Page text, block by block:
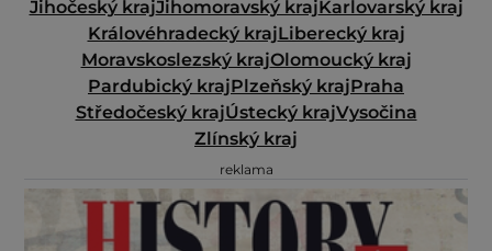
Jihočeský krajJihomoravský krajKarlovarský kraj
Královéhradecký krajLiberecký kraj
Moravskoslezský krajOlomoucký kraj
Pardubický krajPlzeňský krajPraha
Středočeský krajÚstecký krajVysočina
Zlínský kraj
reklama